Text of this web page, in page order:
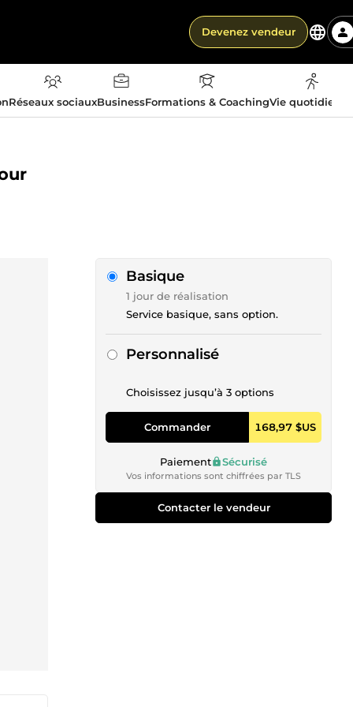
Devenez vendeur
Réseaux sociauxBusinessFormations & CoachingVie
Basique
1 jour de réalisation
Service basique, sans option.
Personnalisé
Choisissez jusqu’à 3 options
Commander 168,97 $US
Paiement Sécurisé
Vos informations sont chiffrées par TLS
Contacter le vendeur